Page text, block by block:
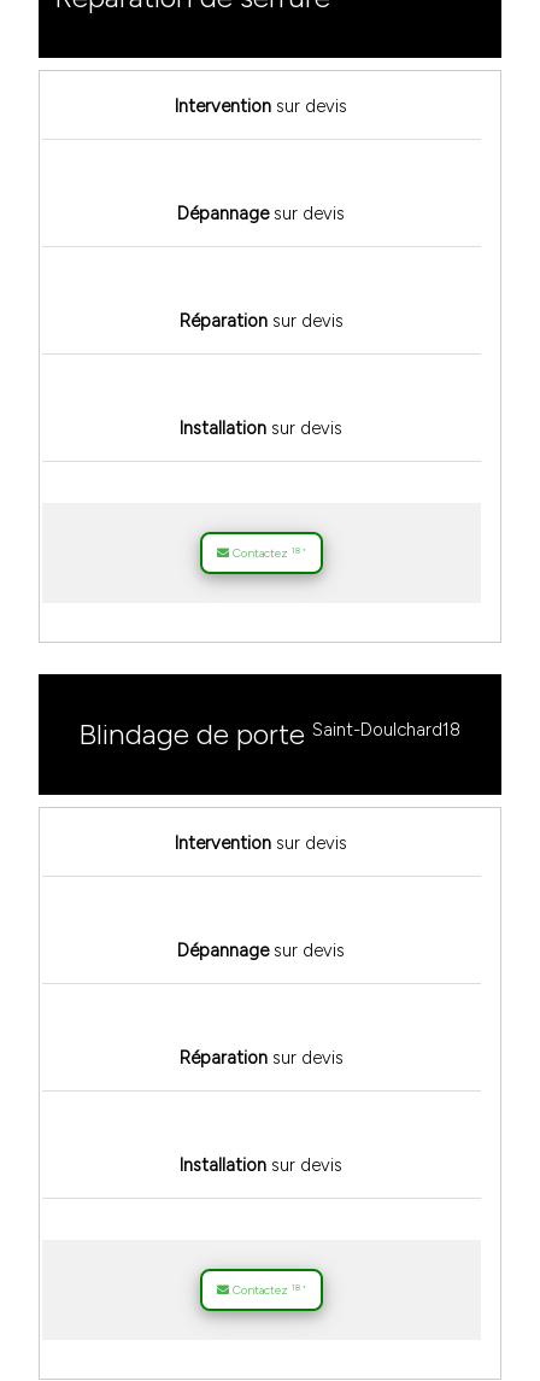
Intervention sur devis
Dépannagesur devis
Réparationsur devis
Installation sur devis
Contactez 18 *
Blindage de porteSaint-Doulchard18
Intervention sur devis
Dépannagesur devis
Réparationsur devis
Installation sur devis
Contactez 18 *